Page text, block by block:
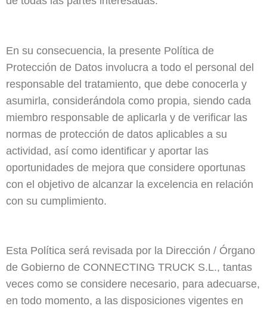
En su consecuencia, la presente Política de
Protección de Datos involucra a todo el personal del
responsable del tratamiento, que debe conocerla y
asumirla, considerándola como propia, siendo cada
miembro responsable de aplicarla y de verificar las
normas de protección de datos aplicables a su
actividad, así como identificar y aportar las
oportunidades de mejora que considere oportunas
con el objetivo de alcanzar la excelencia en relación
con su cumplimiento.
Esta Política será revisada por la Dirección / Órgano
de Gobierno de CONNECTING TRUCK S.L., tantas
veces como se considere necesario, para adecuarse,
en todo momento, a las disposiciones vigentes en